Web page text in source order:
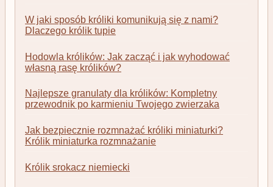
W jaki sposób króliki komunikują się z nami?
Dlaczego królik tupie
Hodowla królików: Jak zacząć i jak wyhodować
własną rasę królików?
Najlepsze granulaty dla królików: Kompletny
przewodnik po karmieniu Twojego zwierzaka
Jak bezpiecznie rozmnażać króliki miniaturki?
Królik miniaturka rozmnażanie
Królik srokacz niemiecki